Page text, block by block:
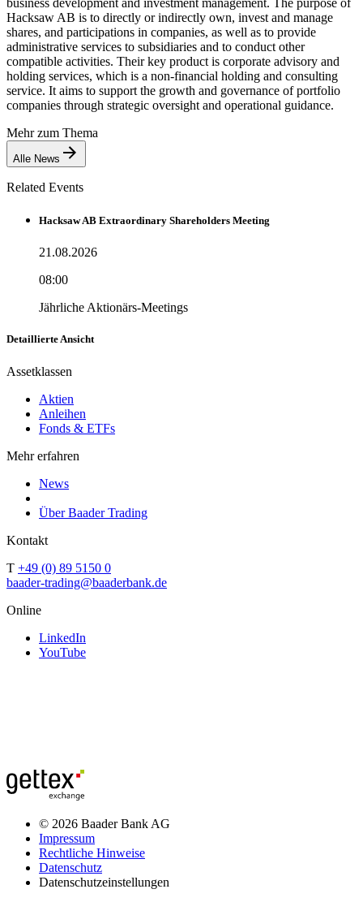
Hacksaw AB is to directly or indirectly own, invest and manage
shares, and participations in companies, as well as to provide
administrative services to subsidiaries and to conduct other
compatible activities. Their key product is corporate advisory and
holding services, which is a non-financial holding and consulting
service. It aims to support the growth and governance of portfolio
companies through strategic oversight and operational guidance.
Mehr zum Thema
Alle News
Related Events
Hacksaw AB Extraordinary Shareholders Meeting
21.08.2026
08:00
Jährliche Aktionärs-Meetings
Detaillierte Ansicht
Assetklassen
Aktien
Anleihen
Fonds & ETFs
Mehr erfahren
News
Über Baader Trading
Kontakt
T +49 (0) 89 5150 0
baader-trading@baaderbank.de
Online
LinkedIn
YouTube
© 2026 Baader Bank AG
Impressum
Rechtliche Hinweise
Datenschutz
Datenschutzeinstellungen